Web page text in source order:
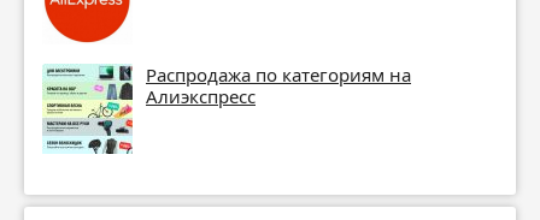
Распродажа по категориям на
Алиэкспресс